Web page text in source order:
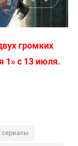
громких
1» с 13 июля.
сериалы